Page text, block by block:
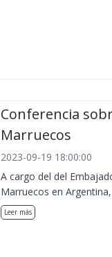
Conferencia
Marruecos
2023-09-19 18:00:00
A cargo del del
Marruecos en
Leer más